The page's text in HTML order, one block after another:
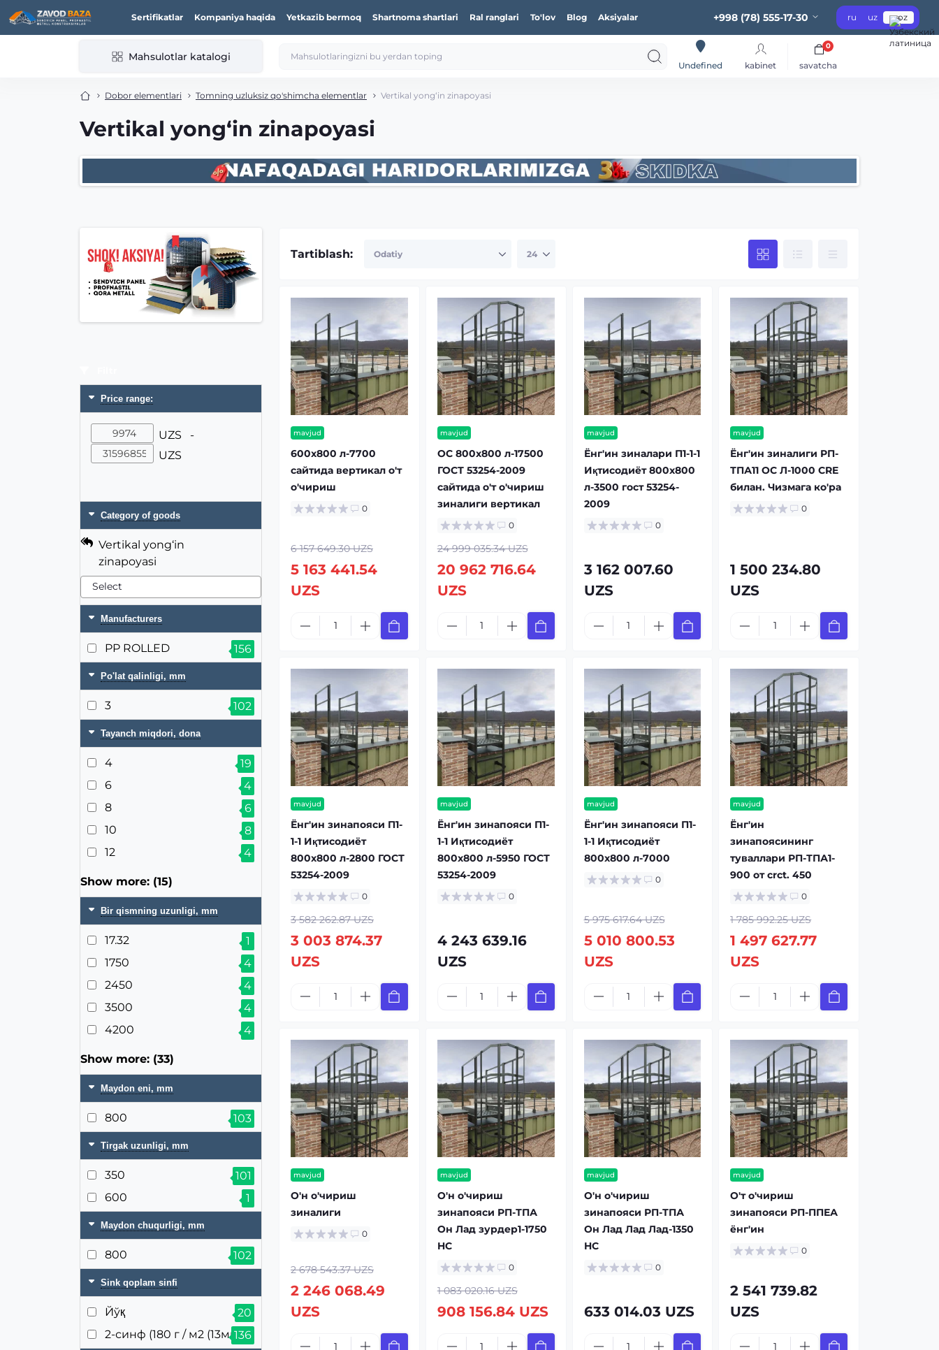
Sertifikatlar Kompaniya haqida Yetkazib bermoq Shartnoma shartlari Ral ranglari To'lov Blog Aksiyalar +998 (78) 555-17-30 ru uz oz
Mahsulotlar katalogi
Undefined kabinet savatcha
0
Dobor elementlari Tomning uzluksiz qo'shimcha elementlar Vertikal yong‘in zinapoyasi
Vertikal yong‘in zinapoyasi
Price range:
UZS -
UZS
Category of goods
Vertikal yong‘in
zinapoyasi
Manufacturers
PP ROLLED 156
Po'lat qalinligi, mm
3 102
Tayanch miqdori, dona
4
19
6
4
8
6
10
8
12
4
Show more: (15)
Bir qismning uzunligi, mm
17.32
1
1750
4
2450
4
3500
4
4200
4
Show more: (33)
Maydon eni, mm
800 103
Tirgak uzunligi, mm
350
101
600
1
Maydon chuqurligi, mm
800 102
Sink qoplam sinfi
Йўқ
20
2-синф (180 г / м2 (13мкм))
136
Tartiblash:
mavjud
600x800 л-7700
сайтида вертикал о'т
о'чириш
0
6 157 649.30 UZS
5 163 441.54
UZS
mavjud
OC 800x800 л-17500
ГОСТ 53254-2009
сайтида о'т о'чириш
зиналиги вертикал
0
24 999 035.34 UZS
20 962 716.64
UZS
mavjud
Ёнг'ин зиналари П1-1-1
Иқтисодиёт 800x800
л-3500 гост 53254-
2009
0
3 162 007.60
UZS
mavjud
Ёнг'ин зиналиги РП-
ТПА11 OC Л-1000 CRE
билан. Чизмага ко'ра
0
1 500 234.80
UZS
mavjud
Ёнг'ин зинапояси П1-
1-1 Иқтисодиёт
800x800 л-2800 ГОСТ
53254-2009
0
3 582 262.87 UZS
3 003 874.37
UZS
mavjud
Ёнг'ин зинапояси П1-
1-1 Иқтисодиёт
800x800 л-5950 ГОСТ
53254-2009
0
4 243 639.16
UZS
mavjud
Ёнг'ин зинапояси П1-
1-1 Иқтисодиёт
800x800 л-7000
0
5 975 617.64 UZS
5 010 800.53
UZS
mavjud
Ёнг'ин
зинапоясининг
туваллари РП-ТПА1-
900 от crct. 450
0
1 785 992.25 UZS
1 497 627.77
UZS
mavjud
О'н о'чириш
зиналиги
0
2 678 543.37 UZS
2 246 068.49
UZS
mavjud
О'н о'чириш
зинапояси РП-ТПА
Он Лад зурдер1-1750
HC
0
1 083 020.16 UZS
908 156.84 UZS
mavjud
О'н о'чириш
зинапояси РП-ТПА
Он Лад Лад Лад-1350
HC
0
633 014.03 UZS
mavjud
О'т о'чириш
зинапояси РП-ППЕА
ёнг'ин
0
2 541 739.82
UZS